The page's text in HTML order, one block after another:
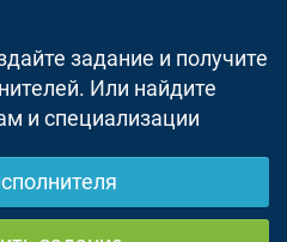
о ЗоЗПП
задание и получите
Или найдите
и специализации